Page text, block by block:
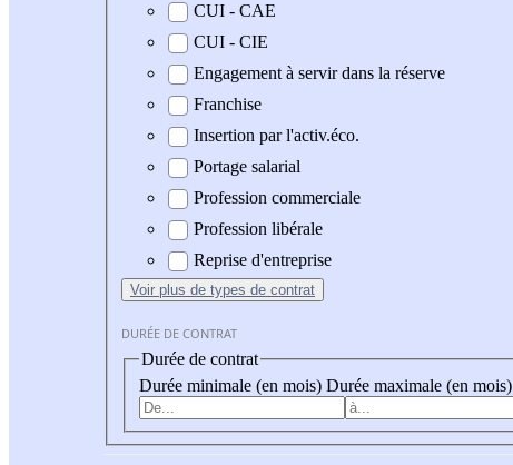
CUI - CAE
CUI - CIE
Engagement à servir dans la réserve
Franchise
Insertion par l'activ.éco.
Portage salarial
Profession commerciale
Profession libérale
Reprise d'entreprise
Voir plus de types de contrat
DURÉE DE CONTRAT
Durée de contrat
Durée minimale (en mois) Durée maximale (en mois)